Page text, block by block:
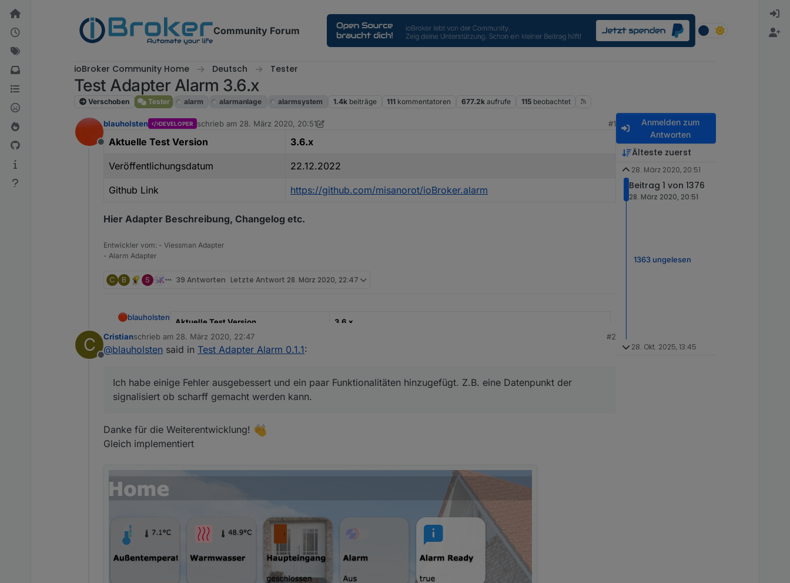
Weiter zum Inhalt
Community Forum
ioBroker Community Home Deutsch Tester
Test Adapter Alarm 3.6.x
Verschoben Tester alarm alarmanlage alarmsystem 1.4k beiträge 111 kommentatoren 677.2k aufrufe 115 beobachtet
Offline
blauholsten DEVELOPER schrieb am 28. März 2020, 20:51
zuletzt editiert von blauholsten1. Juni 2024, 13:51
#1
Aktuelle Test Version 3.6.x
Veröffentlichungsdatum 22.12.2022
Github Link https://github.com/misanorot/ioBroker.alarm
Hier Adapter Beschreibung, Changelog etc.
Entwickler vom: - Viessman Adapter
- Alarm Adapter
C B S 39 Antworten Letzte Antwort 28. März 2020, 22:47
blauholsten
Aktuelle Test Version 3.6.x
Veröffentlichungsdatum
Hier Adapter Beschreibung, Changelog etc.
C
Offline
Cristianschrieb am 28. März 2020, 22:47
zuletzt editiert von
#2
@blauholsten said in Test Adapter Alarm 0.1.1:
Ich habe einige Fehler ausgebessert und ein paar Funktionalitäten hinzugefügt. Z.B. eine Datenpunkt der
signalisiert ob scharff gemacht werden kann.
Danke für die Weiterentwicklung!
Gleich implementiert
Anmelden zum
Antworten
Älteste zuerst
28. März 2020, 20:51
Beitrag 1 von 1376
28. März 2020, 20:51
1363 ungelesen
28. Okt. 2025, 13:45